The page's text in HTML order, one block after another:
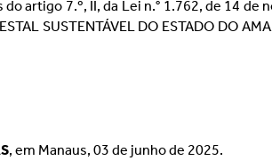
artigo 7.º, II, da Lei n.° 1.762, de 14
SUSTENTÁVEL DO ESTADO DO
, em Manaus, 03 de junho de 2025.